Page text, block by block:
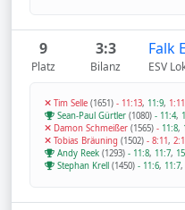
9
Platz
3:3
Bilanz
Falk
ESV
Tim Selle (1651) - 11:13, 11:9, 1:11
Sean-Paul Gürtler (1080) - 11:4,
Damon Schmeißer (1565) - 11:8,
Tobias Bräuning (1502) - 8:11,
Andy Reek (1293) - 11:8, 11:7,
Stephan Krell (1450) - 11:6, 11:7,